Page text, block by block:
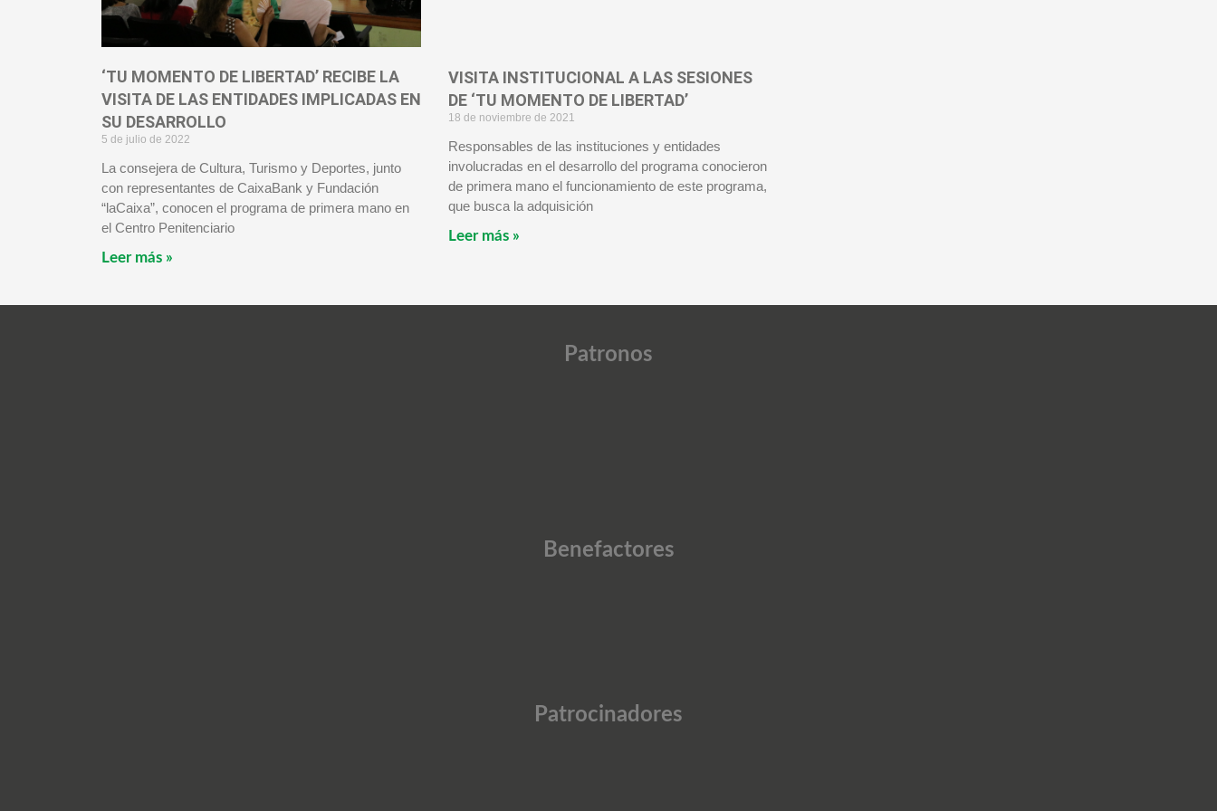
‘TU MOMENTO DE LIBERTAD’ RECIBE LA
VISITA DE LAS ENTIDADES IMPLICADAS EN
SU DESARROLLO
5 de julio de 2022
La consejera de Cultura, Turismo y Deportes, junto
con representantes de CaixaBank y Fundación
“laCaixa”, conocen el programa de primera mano en
el Centro Penitenciario
Leer más »
VISITA INSTITUCIONAL A LAS SESIONES
DE ‘TU MOMENTO DE LIBERTAD’
18 de noviembre de 2021
Responsables de las instituciones y entidades
involucradas en el desarrollo del programa conocieron
de primera mano el funcionamiento de este programa,
que busca la adquisición
Leer más »
Patronos
Benefactores
Patrocinadores